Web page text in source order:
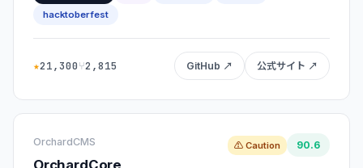
hacktoberfest
★21,300⑂2,815 GitHub ↗ 公式サイト ↗
OrchardCMS
OrchardCore
⚠ Caution 90.6